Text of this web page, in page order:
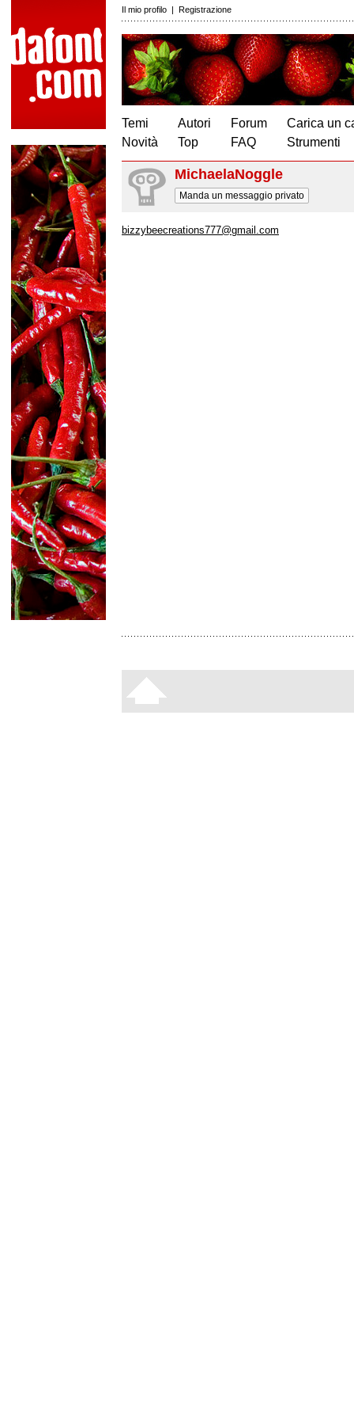
Il mio profilo | Registrazione
Temi
Novità
Autori
Top
Forum
FAQ
Carica un
Strumenti
MichaelaNoggle
Manda un messaggio privato
bizzybeecreations777@gmail.com